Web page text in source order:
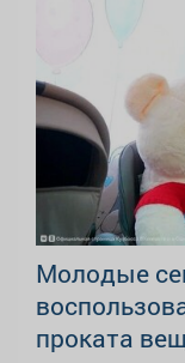
Молодые
проката